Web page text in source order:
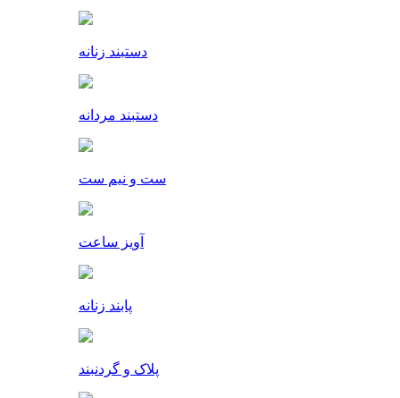
دستبند زنانه
دستبند مردانه
ست و نیم ست
آویز ساعت
پابند زنانه
پلاک و گردنبند